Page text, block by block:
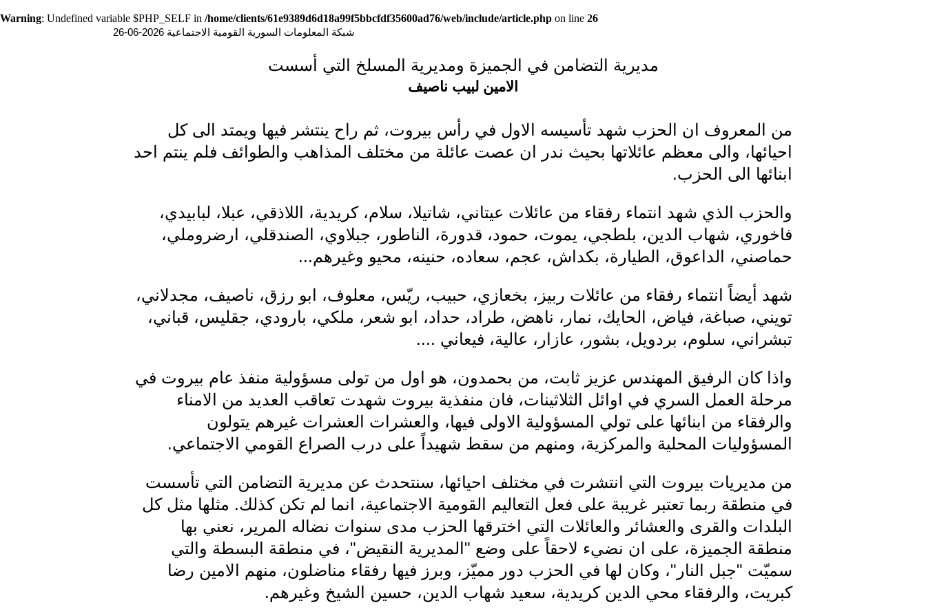
Warning: Undefined variable $PHP_SELF in /home/clients/61e9389d6d18a99f5bbcfdf35600ad76/web/include/article.php on line 26
شبكة المعلومات السورية القومية الاجتماعية 2026-06-26
مديرية التضامن في الجميزة ومديرية المسلخ التي أسست
الامين لبيب ناصيف
من المعروف ان الحزب شهد تأسيسه الاول في رأس بيروت، ثم راح ينتشر فيها ويمتد الى كل
احيائها، والى معظم عائلاتها بحيث ندر ان عصت عائلة من مختلف المذاهب والطوائف فلم ينتم احد
ابنائها الى الحزب.
والحزب الذي شهد انتماء رفقاء من عائلات عيتاني، شاتيلا، سلام، كريدية، اللاذقي، عبلا، لبابيدي،
فاخوري، شهاب الدين، بلطجي، يموت، حمود، قدورة، الناطور، جبلاوي، الصندقلي، ارضروملي،
حماصني، الداعوق، الطيارة، بكداش، عجم، سعاده، حنينه، محيو وغيرهم...
شهد أيضاً انتماء رفقاء من عائلات ربيز، بخعازي، حبيب، ريّس، معلوف، ابو رزق، ناصيف، مجدلاني،
تويني، صباغة، فياض، الحايك، نمار، ناهض، طراد، حداد، ابو شعر، ملكي، بارودي، جقليس، قباني،
تبشراني، سلوم، بردويل، بشور، عازار، عالية، فيعاني ....
واذا كان الرفيق المهندس عزيز ثابت، من بحمدون، هو اول من تولى مسؤولية منفذ عام بيروت في
مرحلة العمل السري في اوائل الثلاثينات، فان منفذية بيروت شهدت تعاقب العديد من الامناء
والرفقاء من ابنائها على تولي المسؤولية الاولى فيها، والعشرات العشرات غيرهم يتولون
المسؤوليات المحلية والمركزية، ومنهم من سقط شهيداً على درب الصراع القومي الاجتماعي.
من مديريات بيروت التي انتشرت في مختلف احيائها، سنتحدث عن مديرية التضامن التي تأسست
في منطقة ربما تعتبر غريبة على فعل التعاليم القومية الاجتماعية، انما لم تكن كذلك. مثلها مثل كل
البلدات والقرى والعشائر والعائلات التي اخترقها الحزب مدى سنوات نضاله المرير، نعني بها
منطقة الجميزة، على ان نضيء لاحقاً على وضع "المديرية النقيض"، في منطقة البسطة والتي
سميّت "جبل النار"، وكان لها في الحزب دور مميّز، وبرز فيها رفقاء مناضلون، منهم الامين رضا
كبريت، والرفقاء محي الدين كريدية، سعيد شهاب الدين، حسين الشيخ وغيرهم.